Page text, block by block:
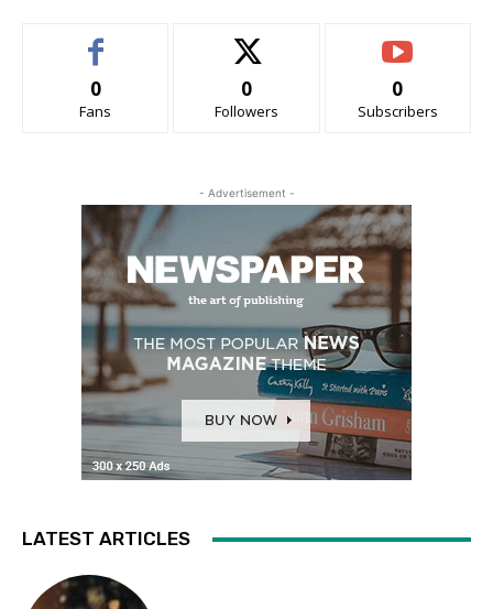
0
Fans
0
Followers
0
Subscribers
- Advertisement -
LATEST ARTICLES